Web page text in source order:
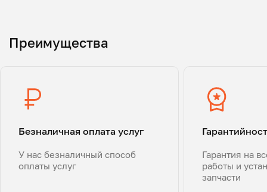
Преимущества
Безналичная оплата услуг
У нас безналичный способ
оплаты услуг
Гарантия на
работы и
запчасти